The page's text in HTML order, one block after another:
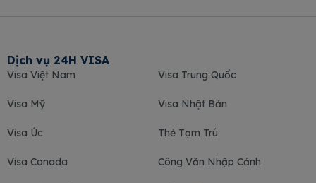
Dịch vụ 24H VISA
Visa Việt Nam
Visa Mỹ
Visa Úc
Visa Canada
Visa Trung Quốc
Visa Nhật Bản
Thẻ Tạm Trú
Công Văn Nhập Cảnh